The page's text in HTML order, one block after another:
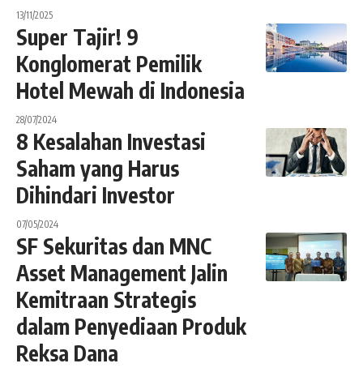
13/11/2025
Super Tajir! 9
Konglomerat Pemilik
Hotel Mewah di Indonesia
28/07/2024
8 Kesalahan Investasi
Saham yang Harus
Dihindari Investor
07/05/2024
SF Sekuritas dan MNC
Asset Management Jalin
Kemitraan Strategis
dalam Penyediaan Produk
Reksa Dana